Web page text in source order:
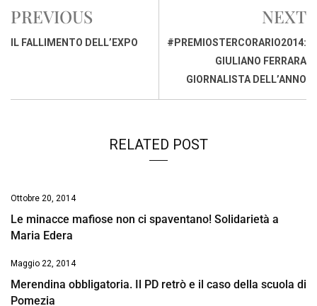
b
o
s
A
d
d
i
PREVIOUS
IL FALLIMENTO DELL’EXPO
NEXT
#PREMIOSTERCORARIO2014:
GIULIANO FERRARA
GIORNALISTA DELL’ANNO
RELATED POST
Ottobre 20, 2014
Le minacce mafiose non ci spaventano! Solidarietà a
Maria Edera
Maggio 22, 2014
Merendina obbligatoria. Il PD retrò e il caso della scuola di
Pomezia